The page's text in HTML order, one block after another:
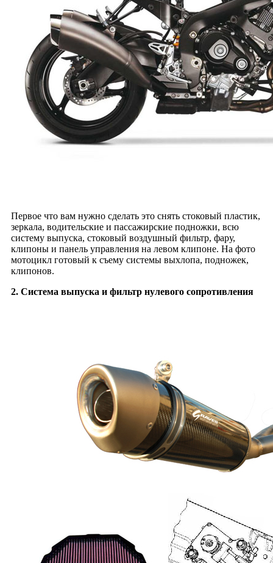
Первое что вам нужно сделать это снять стоковый пластик,
зеркала, водительские и пассажирские подножки, всю
систему выпуска, стоковый воздушный фильтр, фару,
клипоны и панель управления на левом клипоне. На фото
мотоцикл готовый к съему системы выхлопа, подножек,
клипонов.
2. Система выпуска и фильтр нулевого сопротивления